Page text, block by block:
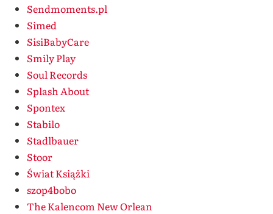
Sendmoments.pl
Simed
SisiBabyCare
Smily Play
Soul Records
Splash About
Spontex
Stabilo
Stadlbauer
Stoor
Świat Książki
szop4bobo
The Kalencom New Orlean